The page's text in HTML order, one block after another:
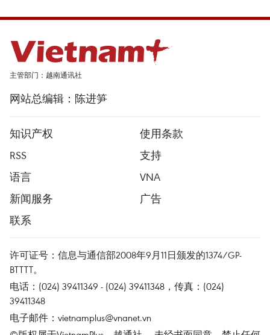
主管部门：越南通讯社
网站总编辑：陈进笋
知识产权
使用条款
RSS
支持
语言
VNA
新闻服务
广告
联系
许可证号：信息与通信部2008年9月11日颁发的1374/GP-
BTTTT。
电话：(024) 39411349 - (024) 39411348，传真：(024)
39411348
电子邮件： vietnamplus@vnanet.vn